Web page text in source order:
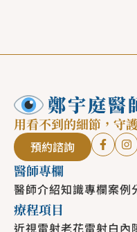
用看不到的細節，守
預約諮詢
醫師專欄
醫師介紹知識專欄案例
療程項目
近視雷射老花雷射白內